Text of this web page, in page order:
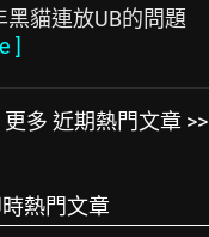
黑貓連放UB的問題
]
更多 近期熱門文章 >>
熱門文章